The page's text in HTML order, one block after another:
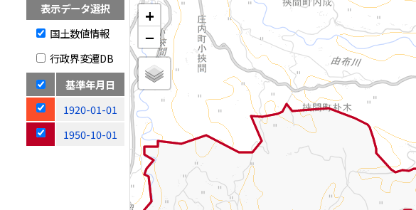
表示データ選択
国土数値情報
行政界変遷DB
基準年月日
1920-01-01
1950-10-01
+
−